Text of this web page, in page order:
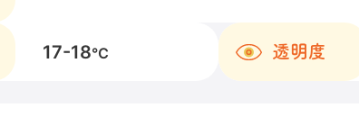
17-18℃ 透明度